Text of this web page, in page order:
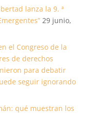
lanza la 9. ª
29 junio,
el Congreso de la
de derechos
para debatir
seguir ignorando
qué muestran los